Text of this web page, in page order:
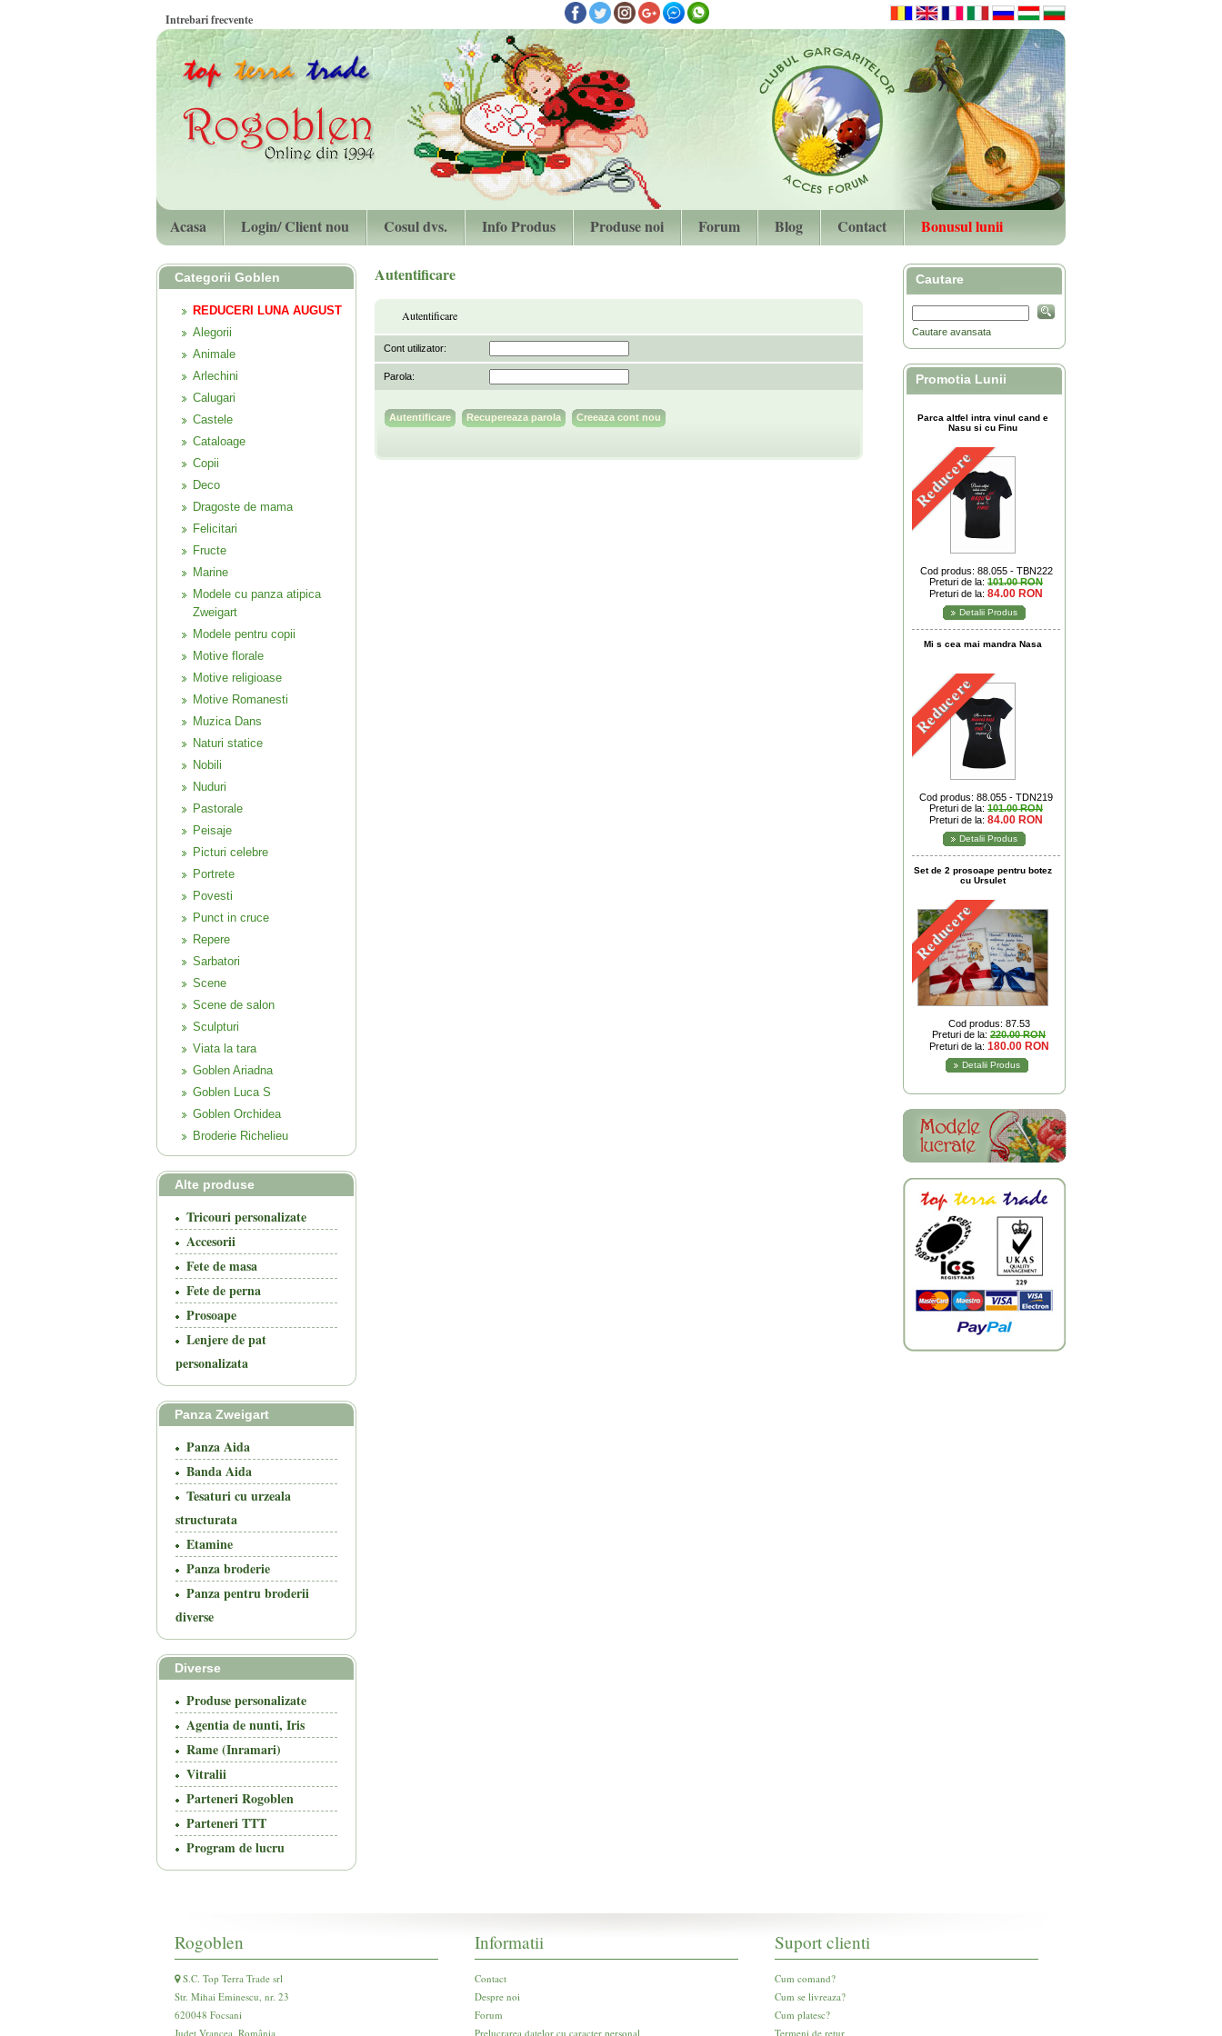
Intrebari frecvente
Acasa Login/ Client nou Cosul dvs. Info Produs Produse noi Forum Blog Contact Bonusul lunii
Categorii Goblen
REDUCERI LUNA AUGUST
Alegorii
Animale
Arlechini
Calugari
Castele
Cataloage
Copii
Deco
Dragoste de mama
Felicitari
Fructe
Marine
Modele cu panza atipica
Zweigart
Modele pentru copii
Motive florale
Motive religioase
Motive Romanesti
Muzica Dans
Naturi statice
Nobili
Nuduri
Pastorale
Peisaje
Picturi celebre
Portrete
Povesti
Punct in cruce
Repere
Sarbatori
Scene
Scene de salon
Sculpturi
Viata la tara
Goblen Ariadna
Goblen Luca S
Goblen Orchidea
Broderie Richelieu
Alte produse
Tricouri personalizate
Accesorii
Fete de masa
Fete de perna
Prosoape
Lenjere de pat
personalizata
Panza Zweigart
Panza Aida
Banda Aida
Tesaturi cu urzeala
structurata
Etamine
Panza broderie
Panza pentru broderii
diverse
Diverse
Produse personalizate
Agentia de nunti, Iris
Rame (Inramari)
Vitralii
Parteneri Rogoblen
Parteneri TTT
Program de lucru
Autentificare
Autentificare
Cont utilizator:
Parola:
Recupereaza parola Creeaza cont nou
Cautare
Cautare avansata
Promotia Lunii
Parca altfel intra vinul cand e
Nasu si cu Finu
Reducere
Cod produs: 88.055 - TBN222
Preturi de la: 101.00 RON
Preturi de la: 84.00 RON
Detalii Produs
Mi s cea mai mandra Nasa
Reducere
Cod produs: 88.055 - TDN219
Preturi de la: 101.00 RON
Preturi de la: 84.00 RON
Detalii Produs
Set de 2 prosoape pentru botez
cu Ursulet
Reducere
Cod produs: 87.53
Preturi de la: 220.00 RON
Preturi de la: 180.00 RON
Detalii Produs
Rogoblen
S.C. Top Terra Trade srl
Str. Mihai Eminescu, nr. 23
620048 Focsani
Județ Vrancea, România
Informatii
Contact
Despre noi
Forum
Prelucrarea datelor cu caracter personal
Suport clienti
Cum comand?
Cum se livreaza?
Cum platesc?
Termeni de retur